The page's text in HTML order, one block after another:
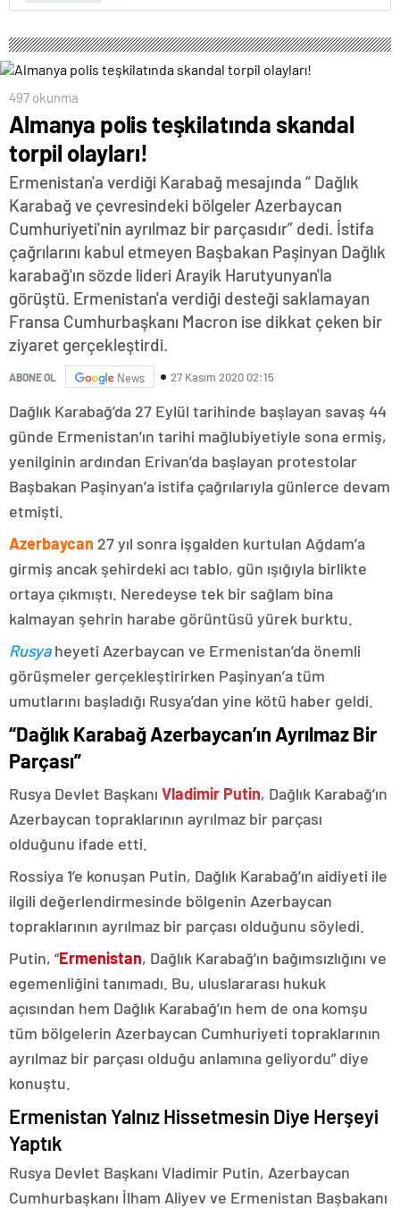
497 okunma
Almanya polis teşkilatında skandal
torpil olayları!
Ermenistan'a verdiği Karabağ mesajında “ Dağlık
Karabağ ve çevresindeki bölgeler Azerbaycan
Cumhuriyeti'nin ayrılmaz bir parçasıdır” dedi. İstifa
çağrılarını kabul etmeyen Başbakan Paşinyan Dağlık
karabağ'ın sözde lideri Arayik Harutyunyan'la
görüştü. Ermenistan'a verdiği desteği saklamayan
Fransa Cumhurbaşkanı Macron ise dikkat çeken bir
ziyaret gerçekleştirdi.
ABONE OL News 27 Kasım 2020 02:15
Dağlık Karabağ’da 27 Eylül tarihinde başlayan savaş 44
günde Ermenistan’ın tarihi mağlubiyetiyle sona ermiş,
yenilginin ardından Erivan’da başlayan protestolar
Başbakan Paşinyan’a istifa çağrılarıyla günlerce devam
etmişti.
Azerbaycan 27 yıl sonra işgalden kurtulan Ağdam’a
girmiş ancak şehirdeki acı tablo, gün ışığıyla birlikte
ortaya çıkmıştı. Neredeyse tek bir sağlam bina
kalmayan şehrin harabe görüntüsü yürek burktu.
Rusyaheyeti Azerbaycan ve Ermenistan’da önemli
görüşmeler gerçekleştirirken Paşinyan’a tüm
umutlarını başladığı Rusya’dan yine kötü haber geldi.
“Dağlık Karabağ Azerbaycan’ın Ayrılmaz Bir
Parçası”
Rusya Devlet Başkanı Vladimir Putin, Dağlık Karabağ’ın
Azerbaycan topraklarının ayrılmaz bir parçası
olduğunu ifade etti.
Rossiya 1’e konuşan Putin, Dağlık Karabağ’ın aidiyeti ile
ilgili değerlendirmesinde bölgenin Azerbaycan
topraklarının ayrılmaz bir parçası olduğunu söyledi.
Putin, “Ermenistan, Dağlık Karabağ’ın bağımsızlığını ve
egemenliğini tanımadı. Bu, uluslararası hukuk
açısından hem Dağlık Karabağ’ın hem de ona komşu
tüm bölgelerin Azerbaycan Cumhuriyeti topraklarının
ayrılmaz bir parçası olduğu anlamına geliyordu” diye
konuştu.
Ermenistan Yalnız Hissetmesin Diye Herşeyi
Yaptık
Rusya Devlet Başkanı Vladimir Putin, Azerbaycan
Cumhurbaşkanı İlham Aliyev ve Ermenistan Başbakanı